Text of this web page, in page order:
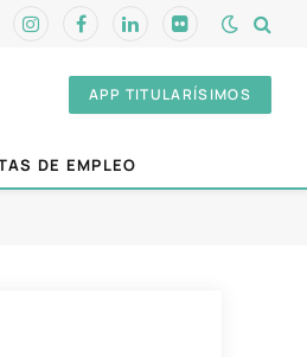
InstagramFacebookLinkedInFlickr
APP TITULARÍSIMOS
DE EMPLEO